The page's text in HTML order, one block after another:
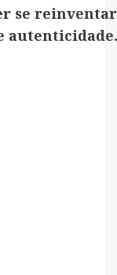
se reinventar
autenticidade.